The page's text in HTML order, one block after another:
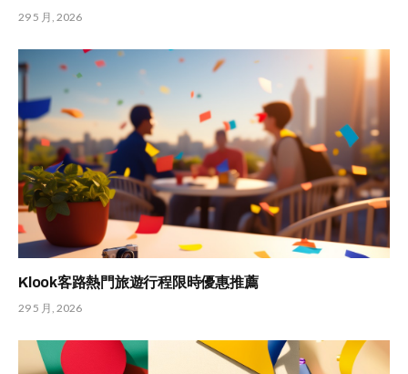
29 5 月, 2026
Klook客路熱門旅遊行程限時優惠推薦
29 5 月, 2026